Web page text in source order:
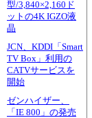
型/3,840×2,160ド
ットの4K IGZO液
晶
JCN、KDDI「Smart
TV Box」利用の
CATVサービスを
開始
ゼンハイザー、
「IE 800」の発売